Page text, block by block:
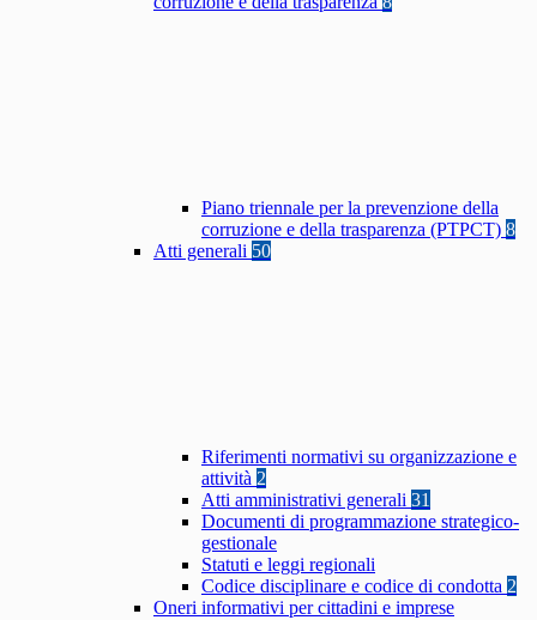
Piano triennale per la prevenzione della
corruzione e della trasparenza (PTPCT) 8
Atti generali 50
Riferimenti normativi su organizzazione e
attività 2
Atti amministrativi generali 31
Documenti di programmazione strategico-
gestionale
Statuti e leggi regionali
Codice disciplinare e codice di condotta 2
Oneri informativi per cittadini e imprese